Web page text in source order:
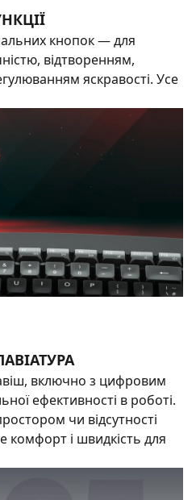
кнопок — для
відтворенням,
яскравості. Усе
включно з цифровим
ефективності в роботі.
чи відсутності
комфорт і швидкість для